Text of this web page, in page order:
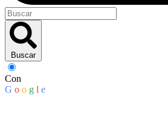
Buscar
Con
G o o g l e